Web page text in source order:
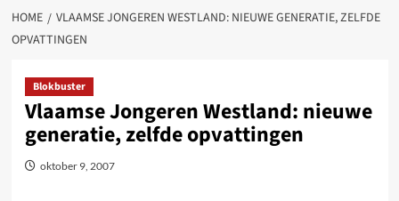
HOME
VLAAMSE JONGEREN WESTLAND: NIEUWE GENERATIE, ZELFDE
OPVATTINGEN
Blokbuster
Vlaamse Jongeren Westland: nieuwe
generatie, zelfde opvattingen
oktober 9, 2007